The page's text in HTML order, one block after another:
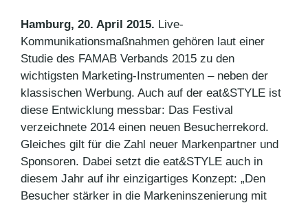
Hamburg, 20. April 2015. Live-
Kommunikationsmaßnahmen gehören laut einer
Studie des FAMAB Verbands 2015 zu den
wichtigsten Marketing-Instrumenten – neben der
klassischen Werbung. Auch auf der eat&STYLE ist
diese Entwicklung messbar: Das Festival
verzeichnete 2014 einen neuen Besucherrekord.
Gleiches gilt für die Zahl neuer Markenpartner und
Sponsoren. Dabei setzt die eat&STYLE auch in
diesem Jahr auf ihr einzigartiges Konzept: „Den
Besucher stärker in die Markeninszenierung mit